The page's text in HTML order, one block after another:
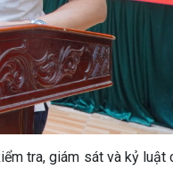
tra, giám sát và kỷ luật